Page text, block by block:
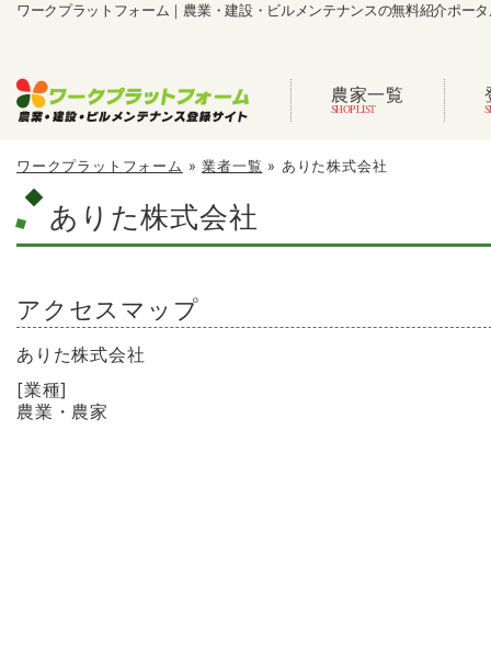
ワークプラットフォーム｜農業・建設・ビルメンテナンスの無料紹介ポー
農家一覧
ワークプラットフォーム »業者一覧 » ありた株式会社
ありた株式会社
アクセスマップ
ありた株式会社
[業種]
農業・農家